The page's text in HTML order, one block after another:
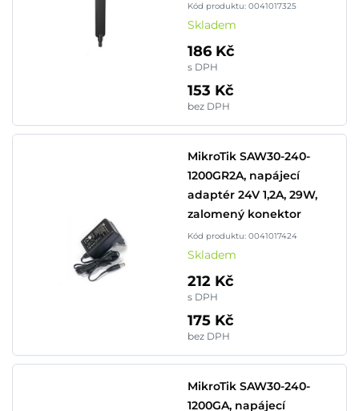
Kód produktu: 0041017325
Skladem
186 Kč
s DPH
153 Kč
bez DPH
MikroTik SAW30-240-
1200GR2A, napájecí
adaptér 24V 1,2A, 29W,
zalomený konektor
Kód produktu: 0041017424
Skladem
212 Kč
s DPH
175 Kč
bez DPH
MikroTik SAW30-240-
1200GA, napájecí